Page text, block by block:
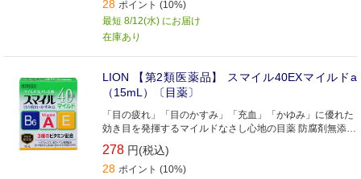
28 ポイント (10%)
最短 8/12(水) にお届け
在庫あり
LION 【第2類医薬品】 スマイル40EXマイルドa
（15mL）〔目薬〕
「目の疲れ」「目のかすみ」「充血」「かゆみ」に優れた
効き目を発揮するマイルドなさし心地の目薬 防腐剤無添加
です
278 円(税込)
28 ポイント (10%)